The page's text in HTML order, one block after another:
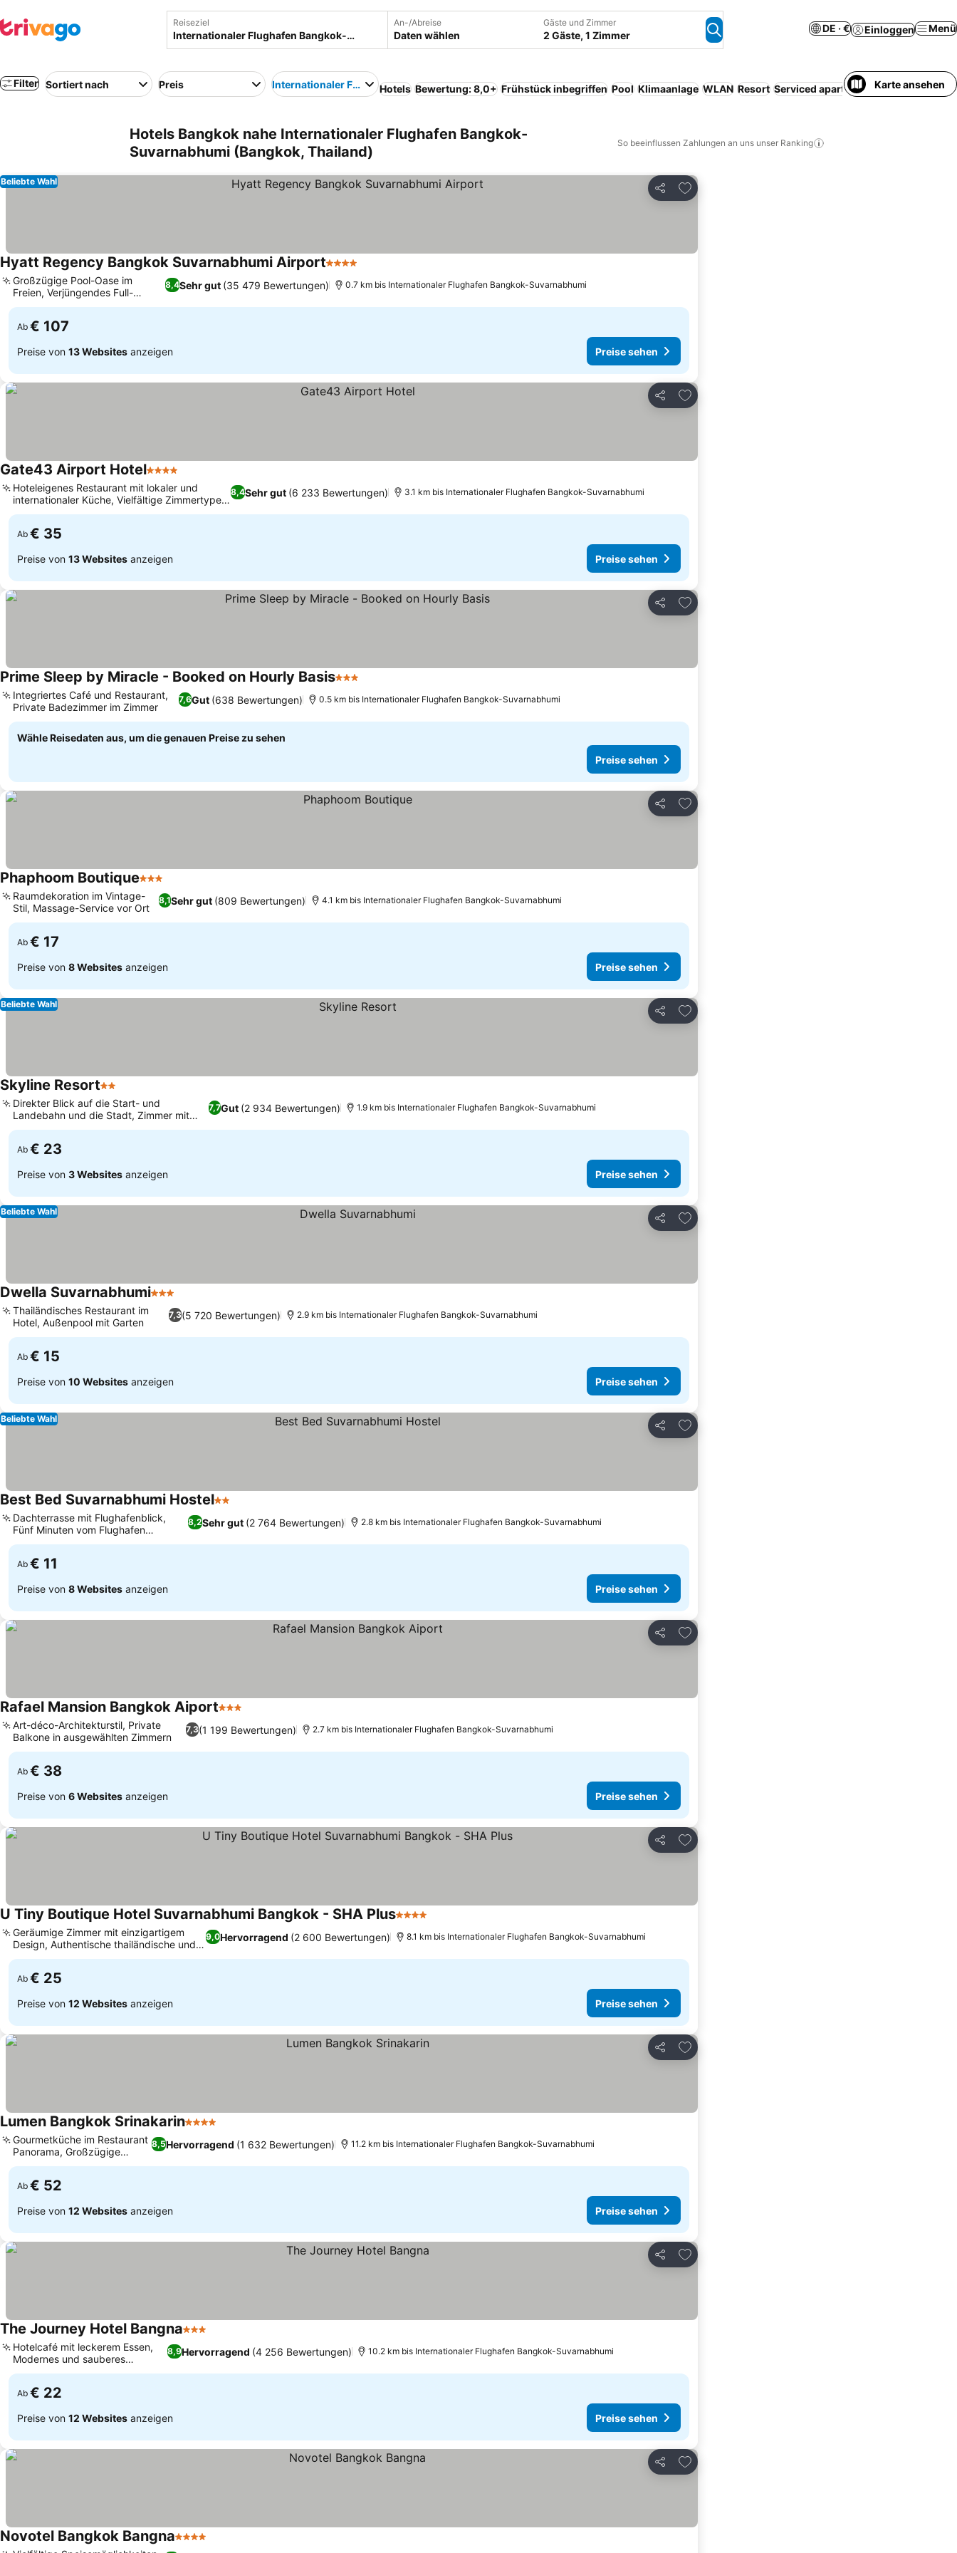
Reiseziel An-/Abreise
Daten wählen
Gäste und Zimmer
2 Gäste, 1 Zimmer
DE · € Einloggen Menü
Filter Sortiert nach Preis Internationaler Flughafen Bangkok-Suvarnabhumi
Hotels Bewertung: 8,0+ Frühstück inbegriffen Pool Klimaanlage WLAN Resort Serviced apartment Kostenlose
Karte ansehen
Hotels Bangkok nahe Internationaler Flughafen Bangkok-
Suvarnabhumi (Bangkok, Thailand)
So beeinflussen Zahlungen an uns unser Ranking
Teilen
Zu Favoriten hinzufügen
Beliebte Wahl
Hyatt Regency Bangkok Suvarnabhumi Airport4 Sterne
8,4Sehr gut (35 479 Bewertungen)
Großzügige Pool-Oase im
Freien, Verjüngendes Full-
Service-Spa
0.7 km bis Internationaler Flughafen Bangkok-Suvarnabhumi
Ab € 107
Preise von 13 Websites anzeigen Preise sehen
Teilen
Zu Favoriten hinzufügen
Gate43 Airport Hotel4 Sterne
8,4Sehr gut (6 233 Bewertungen)
Hoteleigenes Restaurant mit lokaler und
internationaler Küche, Vielfältige Zimmertypen
inklusive Garten-Villen
3.1 km bis Internationaler Flughafen Bangkok-Suvarnabhumi
Ab € 35
Preise von 13 Websites anzeigen Preise sehen
Teilen
Zu Favoriten hinzufügen
Prime Sleep by Miracle - Booked on Hourly Basis3 Sterne
7,6Gut (638 Bewertungen)
Integriertes Café und Restaurant,
Private Badezimmer im Zimmer
0.5 km bis Internationaler Flughafen Bangkok-Suvarnabhumi
Wähle Reisedaten aus, um die genauen Preise zu sehen
Preise sehen
Teilen
Zu Favoriten hinzufügen
Phaphoom Boutique3 Sterne
8,1Sehr gut (809 Bewertungen)
Raumdekoration im Vintage-
Stil, Massage-Service vor Ort
4.1 km bis Internationaler Flughafen Bangkok-Suvarnabhumi
Ab € 17
Preise von 8 Websites anzeigen Preise sehen
Teilen
Zu Favoriten hinzufügen
Beliebte Wahl
Skyline Resort2 Sterne
7,7Gut (2 934 Bewertungen)
Direkter Blick auf die Start- und
Landebahn und die Stadt, Zimmer mit
privatem Pool
1.9 km bis Internationaler Flughafen Bangkok-Suvarnabhumi
Ab € 23
Preise von 3 Websites anzeigen Preise sehen
Teilen
Zu Favoriten hinzufügen
Beliebte Wahl
Dwella Suvarnabhumi3 Sterne
7,3(5 720 Bewertungen)
Thailändisches Restaurant im
Hotel, Außenpool mit Garten
2.9 km bis Internationaler Flughafen Bangkok-Suvarnabhumi
Ab € 15
Preise von 10 Websites anzeigen Preise sehen
Teilen
Zu Favoriten hinzufügen
Beliebte Wahl
Best Bed Suvarnabhumi Hostel2 Sterne
8,2Sehr gut (2 764 Bewertungen)
Dachterrasse mit Flughafenblick,
Fünf Minuten vom Flughafen
Suvarnabhumi
2.8 km bis Internationaler Flughafen Bangkok-Suvarnabhumi
Ab € 11
Preise von 8 Websites anzeigen Preise sehen
Teilen
Zu Favoriten hinzufügen
Rafael Mansion Bangkok Aiport3 Sterne
7,3(1 199 Bewertungen)
Art-déco-Architekturstil, Private
Balkone in ausgewählten Zimmern
2.7 km bis Internationaler Flughafen Bangkok-Suvarnabhumi
Ab € 38
Preise von 6 Websites anzeigen Preise sehen
Teilen
Zu Favoriten hinzufügen
U Tiny Boutique Hotel Suvarnabhumi Bangkok - SHA Plus4 Sterne
9,0Hervorragend (2 600 Bewertungen)
Geräumige Zimmer mit einzigartigem
Design, Authentische thailändische und
internationale Küche
8.1 km bis Internationaler Flughafen Bangkok-Suvarnabhumi
Ab € 25
Preise von 12 Websites anzeigen Preise sehen
Teilen
Zu Favoriten hinzufügen
Lumen Bangkok Srinakarin4 Sterne
8,5Hervorragend (1 632 Bewertungen)
Gourmetküche im Restaurant
Panorama, Großzügige
Suiten
11.2 km bis Internationaler Flughafen Bangkok-Suvarnabhumi
Ab € 52
Preise von 12 Websites anzeigen Preise sehen
Teilen
Zu Favoriten hinzufügen
The Journey Hotel Bangna3 Sterne
8,9Hervorragend (4 256 Bewertungen)
Hotelcafé mit leckerem Essen,
Modernes und sauberes
Zimmerdesign
10.2 km bis Internationaler Flughafen Bangkok-Suvarnabhumi
Ab € 22
Preise von 12 Websites anzeigen Preise sehen
Teilen
Zu Favoriten hinzufügen
Novotel Bangkok Bangna4 Sterne